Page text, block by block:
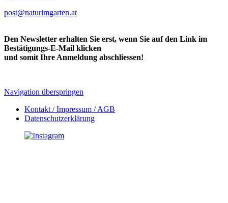
post@naturimgarten.at
Den Newsletter erhalten Sie erst, wenn Sie auf den Link im
Bestätigungs-E-Mail klicken
und somit Ihre Anmeldung abschliessen!
Navigation überspringen
Kontakt / Impressum / AGB
Datenschutzerklärung